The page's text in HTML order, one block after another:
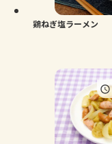
鶏ねぎ塩ラーメン